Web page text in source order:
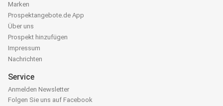
Marken
Prospektangebote.de App
Über uns
Prospekt hinzufügen
Impressum
Nachrichten
Service
Anmelden Newsletter
Folgen Sie uns auf Facebook